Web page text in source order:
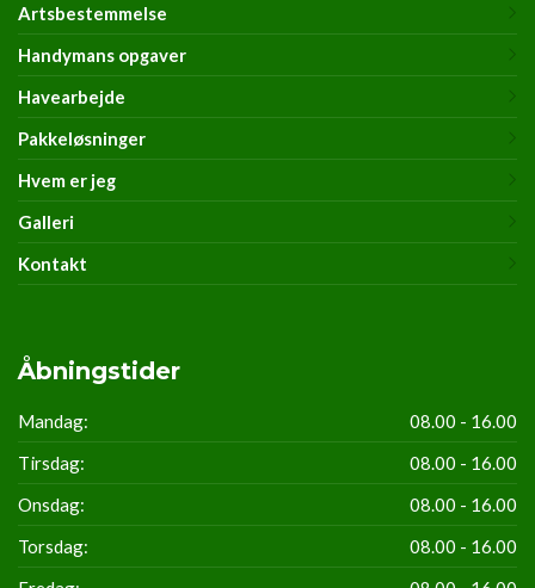
Artsbestemmelse
Handymans opgaver
Havearbejde
Pakkeløsninger
Hvem er jeg
Galleri
Kontakt
Åbningstider
Mandag:
08.00 - 16.00
Tirsdag:
08.00 - 16.00
Onsdag:
08.00 - 16.00
Torsdag:
08.00 - 16.00